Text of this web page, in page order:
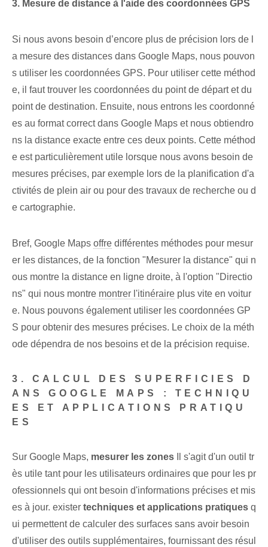
3. Mesure de distance à l'aide des coordonnées GPS
Si nous avons besoin d’encore plus de précision lors de l
a mesure des distances dans Google Maps, nous pouvon
s utiliser les coordonnées GPS. Pour utiliser cette méthod
e, il faut trouver les coordonnées du point de départ et du
point de destination. Ensuite, nous entrons les coordonné
es au format correct dans Google Maps et nous obtiendro
ns la distance exacte entre ces deux points. Cette méthod
e est particulièrement utile lorsque nous avons besoin de
mesures précises, par exemple lors de la planification d'a
ctivités de plein air ou pour des travaux de recherche ou d
e cartographie.
Bref, Google Maps offre différentes méthodes pour mesur
er les distances, de la fonction "Mesurer la distance" qui n
ous montre la distance en ligne droite, à l'option "Directio
ns" qui nous montre montrer l'itinéraire plus vite en voitur
e. Nous pouvons également utiliser les coordonnées GP
S pour obtenir des mesures précises. Le choix de la méth
ode dépendra de nos besoins et de la précision requise.
3. CALCUL DES SUPERFICIES D
ANS GOOGLE MAPS : TECHNIQU
ES ET APPLICATIONS PRATIQU
ES
Sur Google Maps, mesurer les zones Il s'agit d'un outil tr
ès utile tant pour les utilisateurs ordinaires que pour les pr
ofessionnels qui ont besoin d'informations précises et mis
es à jour. exister techniques et applications pratiques q
ui permettent de calculer des surfaces sans avoir besoin
d'utiliser des outils supplémentaires, fournissant des résul